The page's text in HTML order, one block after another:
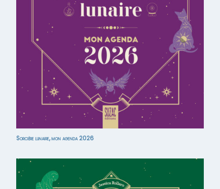
Sorcière lunaire, mon agenda 2026